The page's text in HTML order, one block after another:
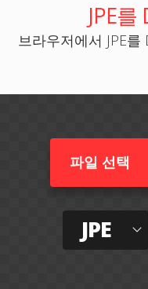
JPE
브라우저에서 JPE
파일 선택
JPE